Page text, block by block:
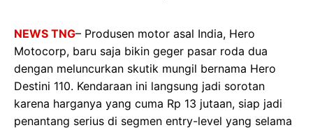
NEWS TNG– Produsen motor asal India, Hero
Motocorp, baru saja bikin geger pasar roda dua
dengan meluncurkan skutik mungil bernama Hero
Destini 110. Kendaraan ini langsung jadi sorotan
karena harganya yang cuma Rp 13 jutaan, siap jadi
penantang serius di segmen entry-level yang selama